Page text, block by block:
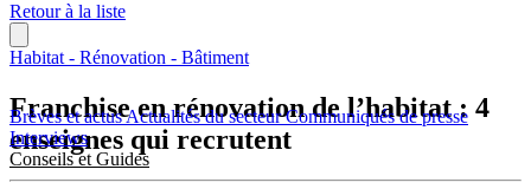
Brèves et actusActualités du secteurCommuniqués de presse
Interviews
Conseils et Guides
Retour à la liste
Habitat - Rénovation - Bâtiment
Franchise en rénovation de l’habitat : 4
enseignes qui recrutent